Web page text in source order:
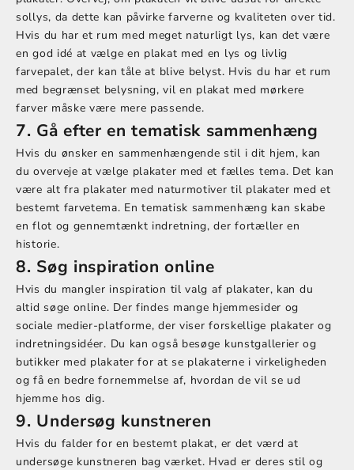
sollys, da dette kan påvirke farverne og kvaliteten over tid.
Hvis du har et rum med meget naturligt lys, kan det være
en god idé at vælge en plakat med en lys og livlig
farvepalet, der kan tåle at blive belyst. Hvis du har et rum
med begrænset belysning, vil en plakat med mørkere
farver måske være mere passende.
7. Gå efter en tematisk sammenhæng
Hvis du ønsker en sammenhængende stil i dit hjem, kan
du overveje at vælge plakater med et fælles tema. Det kan
være alt fra plakater med naturmotiver til plakater med et
bestemt farvetema. En tematisk sammenhæng kan skabe
en flot og gennemtænkt indretning, der fortæller en
historie.
8. Søg inspiration online
Hvis du mangler inspiration til valg af plakater, kan du
altid søge online. Der findes mange hjemmesider og
sociale medier-platforme, der viser forskellige plakater og
indretningsidéer. Du kan også besøge kunstgallerier og
butikker med plakater for at se plakaterne i virkeligheden
og få en bedre fornemmelse af, hvordan de vil se ud
hjemme hos dig.
9. Undersøg kunstneren
Hvis du falder for en bestemt plakat, er det værd at
undersøge kunstneren bag værket. Hvad er deres stil og